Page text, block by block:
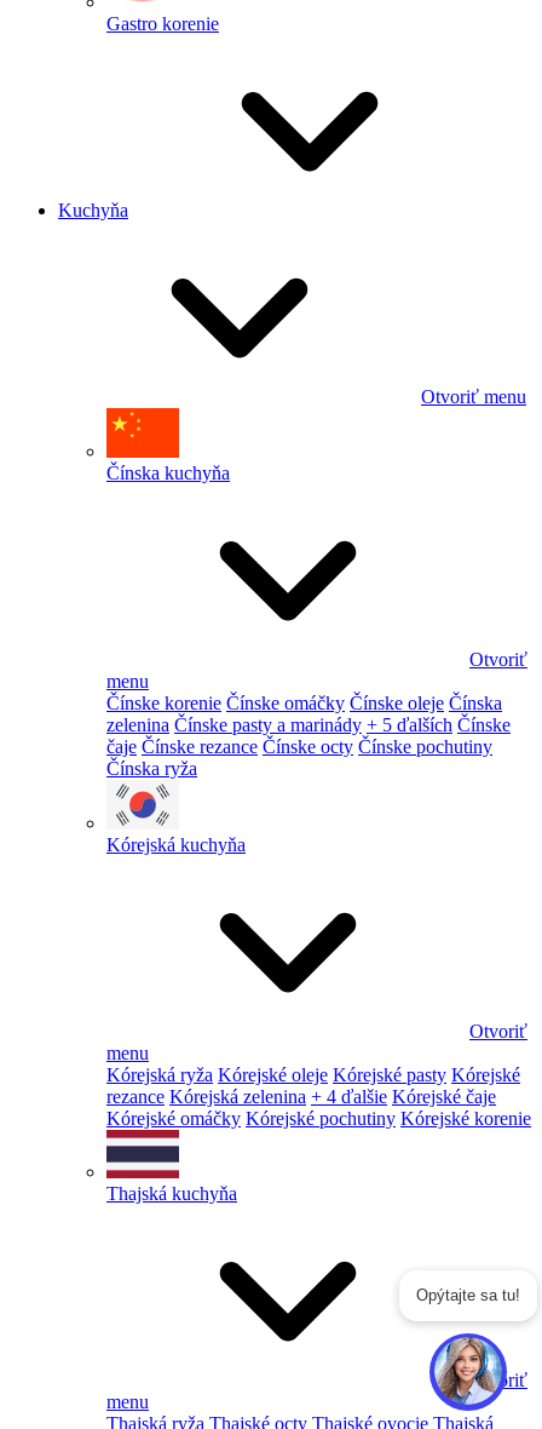
Gastro korenie
Kuchyňa
Otvoriť menu
Čínska kuchyňa
Otvoriť
menu
Čínske korenie Čínske omáčky Čínske oleje Čínska
zelenina Čínske pasty a marinády + 5 ďalších Čínske
čaje Čínske rezance Čínske octy Čínske pochutiny
Čínska ryža
Kórejská kuchyňa
Otvoriť
menu
Kórejská ryža Kórejské oleje Kórejské pasty Kórejské
rezance Kórejská zelenina + 4 ďalšie Kórejské čaje
Kórejské omáčky Kórejské pochutiny Kórejské korenie
Thajská kuchyňa
Otvoriť
menu
Thajská ryža Thajské octy Thajské ovocie Thajská
Opýtajte sa tu!